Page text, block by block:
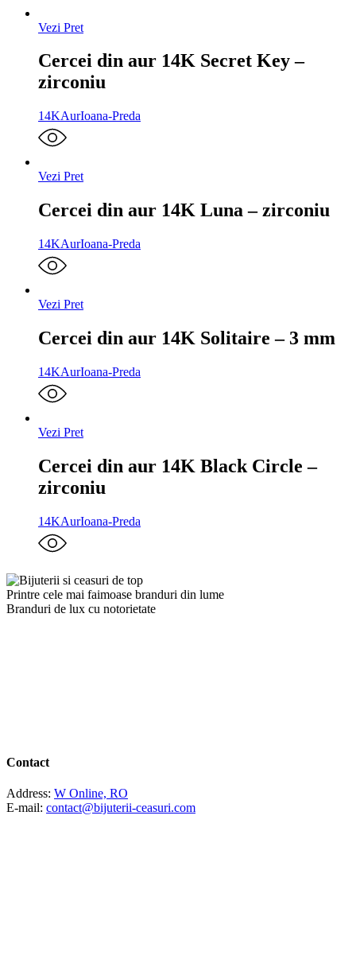
Vezi Pret
Cercei din aur 14K Secret Key –
zirconiu
14KAurIoana-Preda
Vezi Pret
Cercei din aur 14K Luna – zirconiu
14KAurIoana-Preda
Vezi Pret
Cercei din aur 14K Solitaire – 3 mm
14KAurIoana-Preda
Vezi Pret
Cercei din aur 14K Black Circle –
zirconiu
14KAurIoana-Preda
Printre cele mai faimoase branduri din lume
Branduri de lux cu notorietate
Contact
Address: W Online, RO
E-mail: contact@bijuterii-ceasuri.com